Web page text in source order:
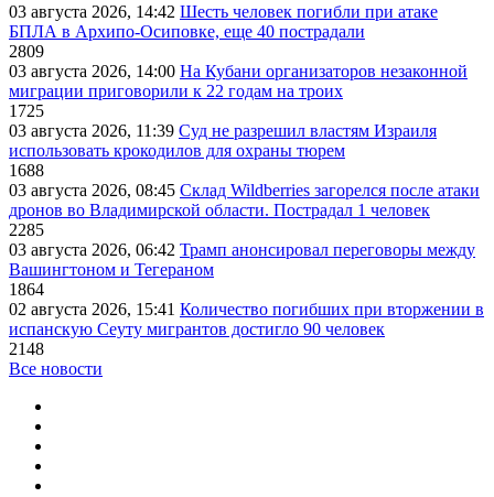
03 августа 2026, 14:42 Шесть человек погибли при атаке
БПЛА в Архипо-Осиповке, еще 40 пострадали
2809
03 августа 2026, 14:00 На Кубани организаторов незаконной
миграции приговорили к 22 годам на троих
1725
03 августа 2026, 11:39 Суд не разрешил властям Израиля
использовать крокодилов для охраны тюрем
1688
03 августа 2026, 08:45 Склад Wildberries загорелся после атаки
дронов во Владимирской области. Пострадал 1 человек
2285
03 августа 2026, 06:42 Трамп анонсировал переговоры между
Вашингтоном и Тегераном
1864
02 августа 2026, 15:41 Количество погибших при вторжении в
испанскую Сеуту мигрантов достигло 90 человек
2148
Все новости